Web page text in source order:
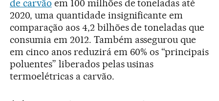
de carvão em 100 milhões de toneladas até
2020, uma quantidade insignificante em
comparação aos 4,2 bilhões de toneladas que
consumia em 2012. Também assegurou que
em cinco anos reduzirá em 60% os “principais
poluentes” liberados pelas usinas
termoelétricas a carvão.